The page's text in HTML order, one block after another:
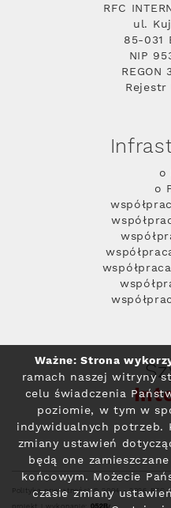
RFC
ul.
85-031
NIP
REGON
Rejestr
o
o
Polityka prywatności© 2004 - 2026 RFC
Ważne: Strona
ramach naszej witryny
celu świadczenia
poziomie, w tym w
indywidualnych potrzeb.
zmiany ustawień
będą one
końcowym. Możecie
czasie zmiany